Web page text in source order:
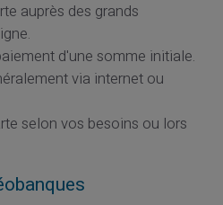
auprès des grands
d'une somme initiale.
via internet ou
selon vos besoins ou lors